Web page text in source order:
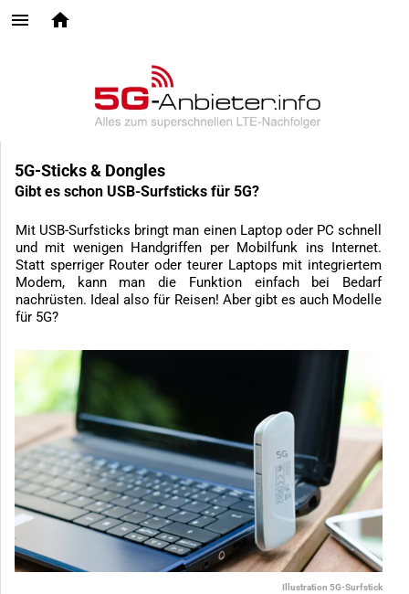
5G-Sticks & Dongles
Gibt es schon USB-Surfsticks für 5G?
Mit USB-Surfsticks bringt man einen Laptop oder PC schnell
und mit wenigen Handgriffen per Mobilfunk ins Internet.
Statt sperriger Router oder teurer Laptops mit integriertem
Modem, kann man die Funktion einfach bei Bedarf
nachrüsten. Ideal also für Reisen! Aber gibt es auch Modelle
für 5G?
Illustration 5G-Surfstick